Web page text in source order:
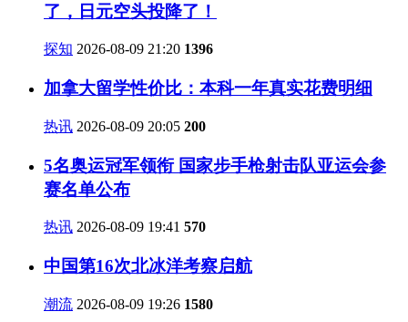
了，日元空头投降了！
探知 2026-08-09 21:20 1396
加拿大留学性价比：本科一年真实花费明细
热讯 2026-08-09 20:05 200
5名奥运冠军领衔 国家步手枪射击队亚运会参
赛名单公布
热讯 2026-08-09 19:41 570
中国第16次北冰洋考察启航
潮流 2026-08-09 19:26 1580